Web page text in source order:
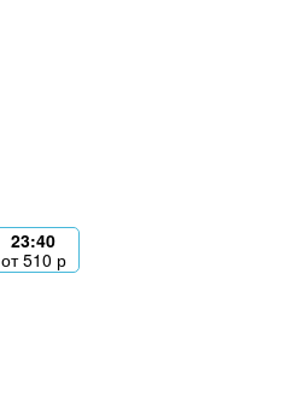
23:40
от510 р